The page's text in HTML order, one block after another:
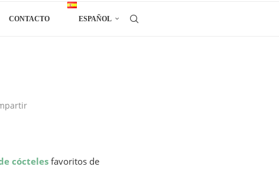
CONTACTO ESPAÑOL
cócteles favoritos de